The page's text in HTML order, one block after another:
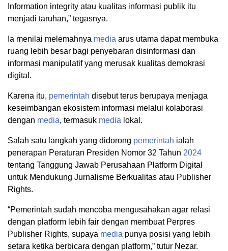
Information integrity atau kualitas informasi publik itu
menjadi taruhan,” tegasnya.
Ia menilai melemahnya media arus utama dapat membuka
ruang lebih besar bagi penyebaran disinformasi dan
informasi manipulatif yang merusak kualitas demokrasi
digital.
Karena itu, pemerintah disebut terus berupaya menjaga
keseimbangan ekosistem informasi melalui kolaborasi
dengan media, termasuk media lokal.
Salah satu langkah yang didorong pemerintah ialah
penerapan Peraturan Presiden Nomor 32 Tahun 2024
tentang Tanggung Jawab Perusahaan Platform Digital
untuk Mendukung Jurnalisme Berkualitas atau Publisher
Rights.
“Pemerintah sudah mencoba mengusahakan agar relasi
dengan platform lebih fair dengan membuat Perpres
Publisher Rights, supaya media punya posisi yang lebih
setara ketika berbicara dengan platform,” tutur Nezar.